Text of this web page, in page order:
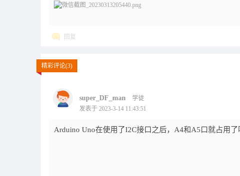
回复
精彩评论(3)
super_DF_man
学徒
发表于 2023-3-14 11:43:51
Arduino Uno在使用了I2C接口之后，A4和A5口就占用了